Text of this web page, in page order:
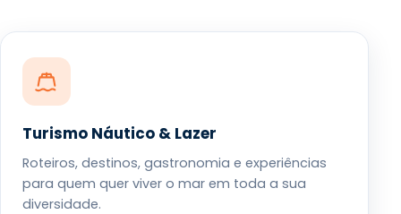
Turismo Náutico & Lazer
Roteiros, destinos, gastronomia e experiências
para quem quer viver o mar em toda a sua
diversidade.